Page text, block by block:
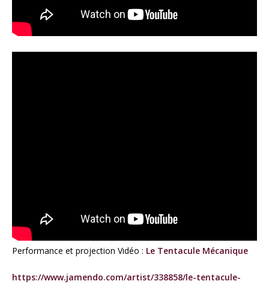
Performance et projection Vidéo : Le Tentacule Mécanique
https://www.jamendo.com/artist/338858/le-tentacule-